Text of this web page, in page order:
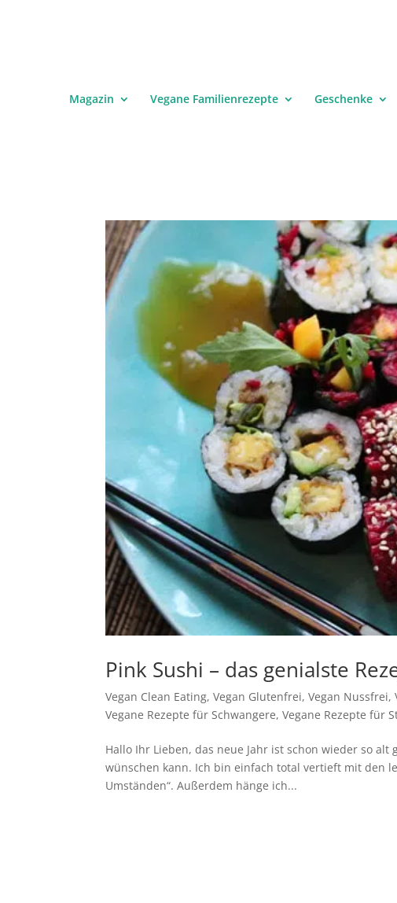
Magazin Vegane Familienrezepte Geschenke
Pink Sushi – das genialste
Vegan Clean Eating,Vegan Glutenfrei,Vegan Nussfrei,
Vegane Rezepte für Schwangere,Vegane Rezepte für
Hallo Ihr Lieben, das neue Jahr ist schon wieder so alt
wünschen kann. Ich bin einfach total vertieft mit den
Umständen“. Außerdem hänge ich...